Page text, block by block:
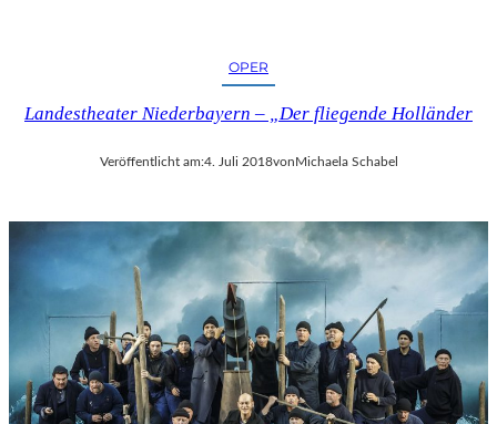
OPER
Landestheater Niederbayern – „Der fliegende Holländer
Veröffentlicht am:4. Juli 2018vonMichaela Schabel